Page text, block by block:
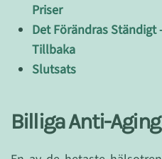
Priser
Det Förändras Ständigt
Tillbaka
Slutsats
Billiga Anti-